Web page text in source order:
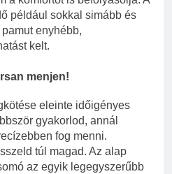
például sokkal simább és
enyhébb,
kelt.
menjen!
eleinte időigényes
gyakorlod, annál
fog menni.
túl magad. Az alap
az egyik legegyszerűbb